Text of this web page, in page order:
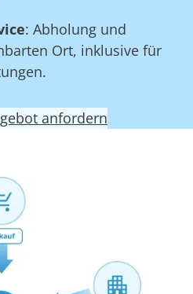
: Abholung und
Ort, inklusive für
anfordern